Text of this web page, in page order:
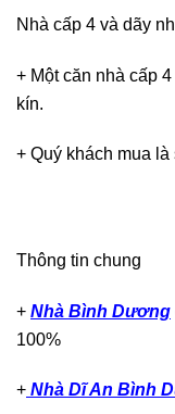
Nhà cấp 4 và dãy
+ Một căn nhà cấp
kín.
+ Quý khách mua là
Thông tin chung
+ Nhà Bình Dương
100%
+ Nhà Dĩ An Bình